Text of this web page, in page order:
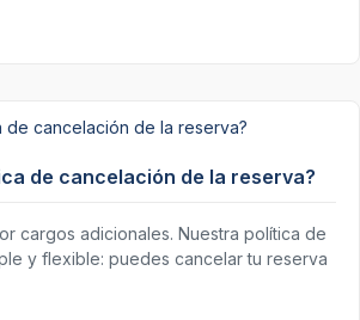
de cancelación de la reserva?
cargos adicionales. Nuestra política de
y flexible: puedes cancelar tu reserva